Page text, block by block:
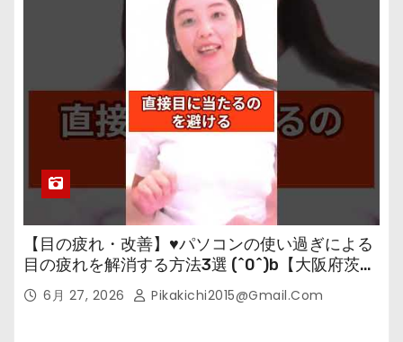
【目の疲れ・改善】♥パソコンの使い過ぎによる
目の疲れを解消する方法3選 (^0^)b【大阪府茨木
市の女性・美容鍼灸・整体師が教えます。】
6月 27, 2026 Pikakichi2015@gmail.com